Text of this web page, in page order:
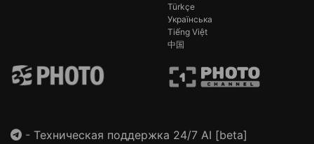
Türkçe
Українська
Tiếng Việt
中国
- Техническая поддержка 24/7 AI [beta]